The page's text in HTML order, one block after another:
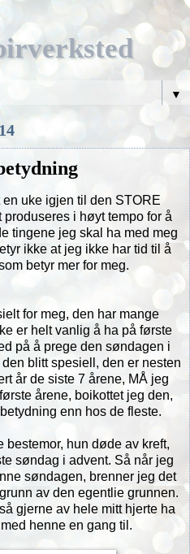
▼
uke igjen til den STORE
i høyt tempo for å
tingene jeg skal ha med meg
ikke at jeg ikke har tid til å
betyr mer for meg.
for meg, den har mange
er helt vanlig å ha på første
på å prege den søndagen i
blitt spesiell, den er nesten
år de siste 7 årene, MÅ jeg
årene, boikottet jeg den,
enn hos de fleste.
hun døde av kreft,
søndag i advent. Så når jeg
søndagen, brenner jeg det
av den egentlie grunnen.
gjerne av hele mitt hjerte ha
henne en gang til.